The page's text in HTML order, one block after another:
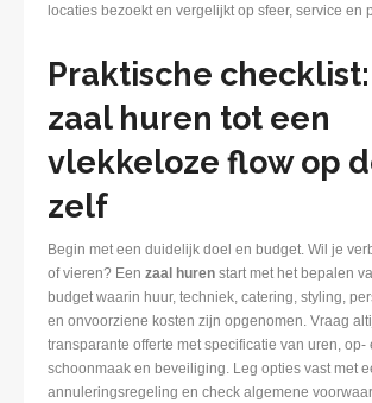
locaties bezoekt en vergelijkt op sfeer, service en
Praktische
zaal huren tot een
vlekkeloze flow op
zelf
Begin met een duidelijk doel en budget. Wil je
of vieren? Een zaal huren start met het bepalen
budget waarin huur, techniek, catering, styling,
en onvoorziene kosten zijn opgenomen. Vraag
transparante offerte met specificatie van uren, op-
schoonmaak en beveiliging. Leg opties vast met
annuleringsregeling en check algemene